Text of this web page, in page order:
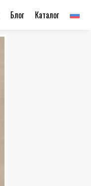
Каталог
Блог